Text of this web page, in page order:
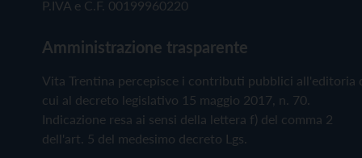
P.IVA e C.F. 00199960220
Amministrazione trasparente
Vita Trentina percepisce i contributi pubblici all'editoria
cui al decreto legislativo 15 maggio 2017, n. 70.
Indicazione resa ai sensi della lettera f) del comma 2
dell'art. 5 del medesimo decreto Lgs.